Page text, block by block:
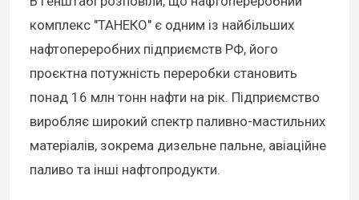
комплекс "ТАНЕКО" є одним із найбільших
нафтопереробних підприємств РФ, його
проєктна потужність переробки становить
понад 16 млн тонн нафти на рік. Підприємство
виробляє широкий спектр паливно-мастильних
матеріалів, зокрема дизельне пальне, авіаційне
паливо та інші нафтопродукти.